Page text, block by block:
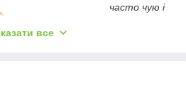
часто чую і
все